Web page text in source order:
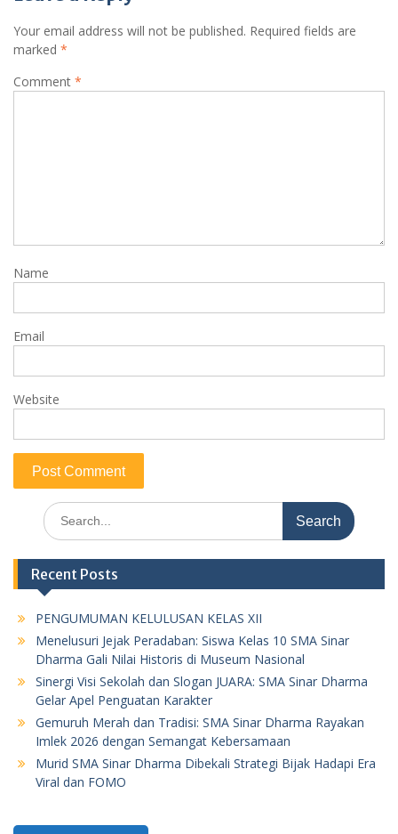
Your email address will not be published. Required fields are
marked *
Comment *
Name
Email
Website
Search
for:
Recent Posts
PENGUMUMAN KELULUSAN KELAS XII
Menelusuri Jejak Peradaban: Siswa Kelas 10 SMA Sinar
Dharma Gali Nilai Historis di Museum Nasional
Sinergi Visi Sekolah dan Slogan JUARA: SMA Sinar Dharma
Gelar Apel Penguatan Karakter
Gemuruh Merah dan Tradisi: SMA Sinar Dharma Rayakan
Imlek 2026 dengan Semangat Kebersamaan
Murid SMA Sinar Dharma Dibekali Strategi Bijak Hadapi Era
Viral dan FOMO